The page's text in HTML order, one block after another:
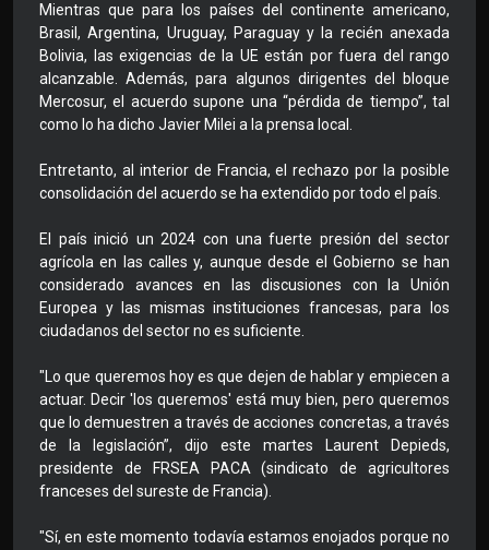
Mientras que para los países del continente americano,
Brasil, Argentina, Uruguay, Paraguay y la recién anexada
Bolivia, las exigencias de la UE están por fuera del rango
alcanzable. Además, para algunos dirigentes del bloque
Mercosur, el acuerdo supone una “pérdida de tiempo”, tal
como lo ha dicho Javier Milei a la prensa local.
Entretanto, al interior de Francia, el rechazo por la posible
consolidación del acuerdo se ha extendido por todo el país.
El país inició un 2024 con una fuerte presión del sector
agrícola en las calles y, aunque desde el Gobierno se han
considerado avances en las discusiones con la Unión
Europea y las mismas instituciones francesas, para los
ciudadanos del sector no es suficiente.
"Lo que queremos hoy es que dejen de hablar y empiecen a
actuar. Decir 'los queremos' está muy bien, pero queremos
que lo demuestren a través de acciones concretas, a través
de la legislación”, dijo este martes Laurent Depieds,
presidente de FRSEA PACA (sindicato de agricultores
franceses del sureste de Francia).
"Sí, en este momento todavía estamos enojados porque no